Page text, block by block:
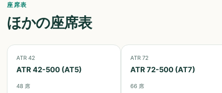
座席表
ほかの座席表
ATR 42
ATR 42-500 (AT5)
48 席
ATR 72
ATR 72-500 (AT7)
66 席